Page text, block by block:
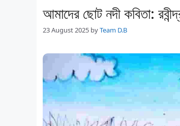
আমাদের ছোট নদী কবিতা:
23 August 2025 byTeam D.B